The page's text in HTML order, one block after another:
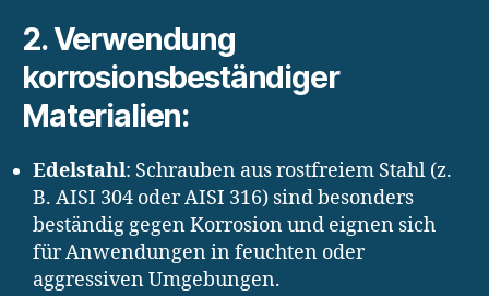
2. Verwendung
korrosionsbeständiger
Materialien:
Edelstahl: Schrauben aus rostfreiem Stahl (z.
B. AISI 304 oder AISI 316) sind besonders
beständig gegen Korrosion und eignen sich
für Anwendungen in feuchten oder
aggressiven Umgebungen.